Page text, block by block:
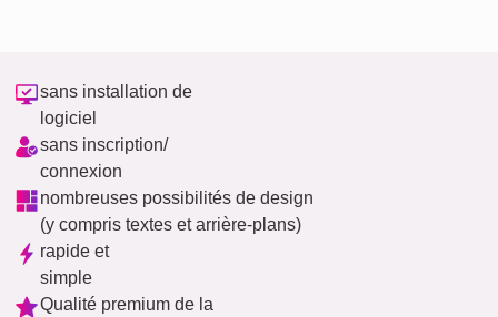
sans installation de
logiciel
sans inscription/
connexion
nombreuses possibilités de design
(y compris textes et arrière-plans)
rapide et
simple
Qualité premium de la